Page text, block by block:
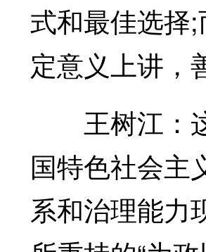
式和最佳选择
定意义上讲，
王树江：这
国特色社会主
系和治理能力